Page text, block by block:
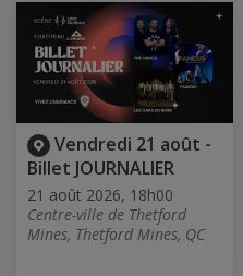
Vendredi 21 août -
Billet JOURNALIER
21 août 2026, 18h00
Centre-ville de Thetford
Mines, Thetford Mines, QC